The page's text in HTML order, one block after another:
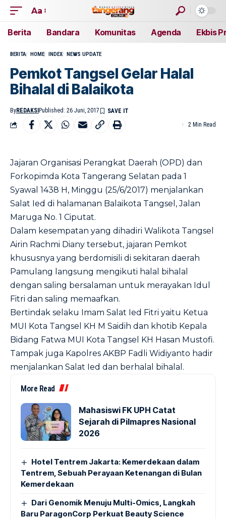
Aa
Berita Bandara Komunitas Agenda Ekbis
BERITA HOME INDEX NEWS UPDATE
Pemkot Tangsel Gelar Halal
Bihalal di Balaikota
ByREDAKSI Published: 26 Juni, 2017
2 Min Read
Jajaran Organisasi Perangkat Daerah (OPD) dan
Forkopimda Kota Tangerang Selatan pada 1
Syawal 1438 H, Minggu (25/6/2017) menjalankan
Salat Ied di halamanan Balaikota Tangsel, Jalan
Maruga No. 1 Ciputat.
Dalam kesempatan yang dihadiri Walikota Tangsel
Airin Rachmi Diany tersebut, jajaran Pemkot
khususnya yang berdomisili di sekitaran daerah
Pamulang langsung mengikuti halal bihalal
dengan saling bersalaman untuk merayakan Idul
Fitri dan saling memaafkan.
Bertindak selaku Imam Salat Ied Fitri yaitu Ketua
MUI Kota Tangsel KH M Saidih dan khotib Kepala
Bidang Fatwa MUI Kota Tangsel KH Hasan Mustofi.
Tampak juga Kapolres AKBP Fadli Widiyanto hadir
menjalankan Salat Ied dan berhalal bihalal.
More Read
Mahasiswi FK UPH Catat
Sejarah di Pilmapres Nasional
2026
Hotel Tentrem Jakarta: Kemerdekaan dalam
Tentrem, Sebuah Perayaan Ketenangan di Bulan
Kemerdekaan
Dari Genomik Menuju Multi-Omics, Langkah
Baru ParagonCorp Perkuat Beauty Science